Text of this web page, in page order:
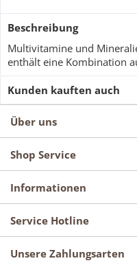
Beschreibung
Multivitamine und
enthält eine Kombination
Kunden kauften auch
Über uns
Shop Service
Informationen
Service Hotline
Unsere Zahlungsarten